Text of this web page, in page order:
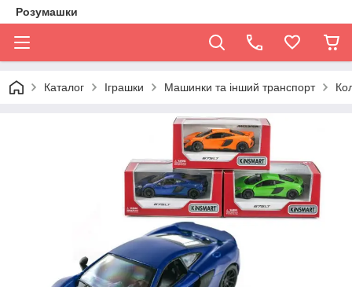
Розумашки
Каталог Іграшки Машинки та інший транспорт